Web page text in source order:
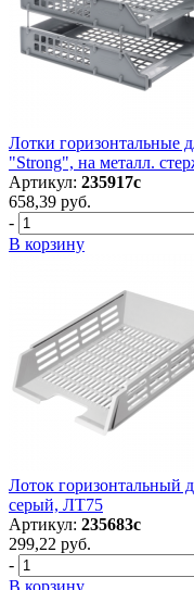
Лотки
"Strong", на металл.
Артикул: 235917с
658,39 руб.
-
В корзину
Лоток горизонтальный
серый, ЛТ75
Артикул: 235683с
299,22 руб.
-
В корзину